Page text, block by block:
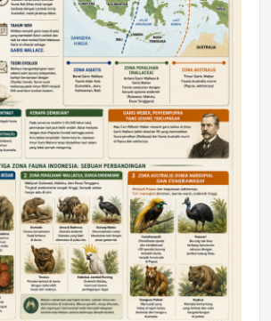
Mahasiswa Samarinda dalam Astra
Honda SDGs Future Leaders 2026
Jumat, 10 Jul 2026 19:01